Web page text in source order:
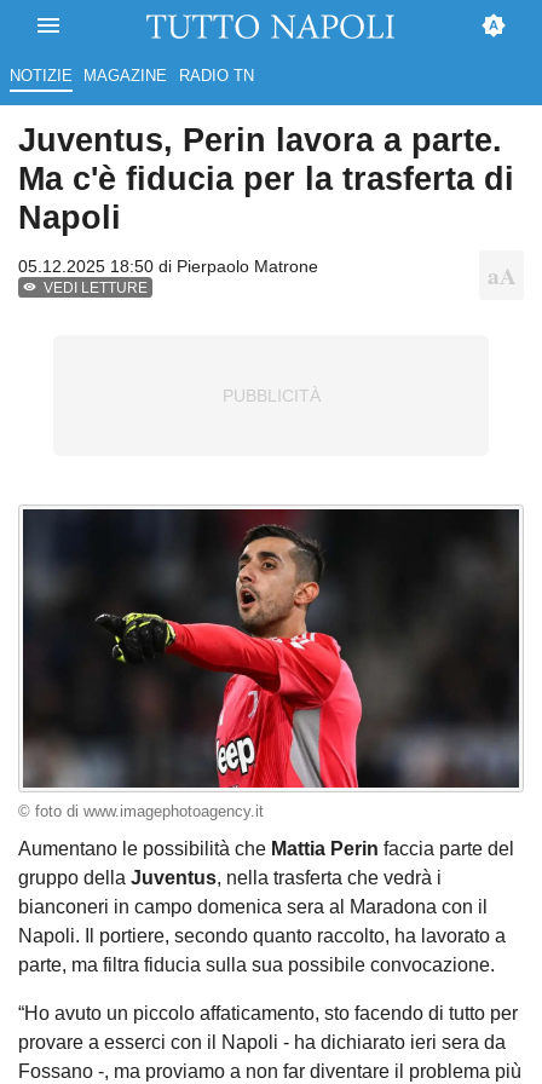
NOTIZIE MAGAZINE RADIO TN
Juventus, Perin lavora a parte.
Ma c'è fiducia per la trasferta di
Napoli
05.12.2025 18:50 di Pierpaolo Matrone
VEDI LETTURE
© foto di www.imagephotoagency.it
Aumentano le possibilità che Mattia Perin faccia parte del
gruppo della Juventus, nella trasferta che vedrà i
bianconeri in campo domenica sera al Maradona con il
Napoli. Il portiere, secondo quanto raccolto, ha lavorato a
parte, ma filtra fiducia sulla sua possibile convocazione.
“Ho avuto un piccolo affaticamento, sto facendo di tutto per
provare a esserci con il Napoli - ha dichiarato ieri sera da
Fossano -, ma proviamo a non far diventare il problema più